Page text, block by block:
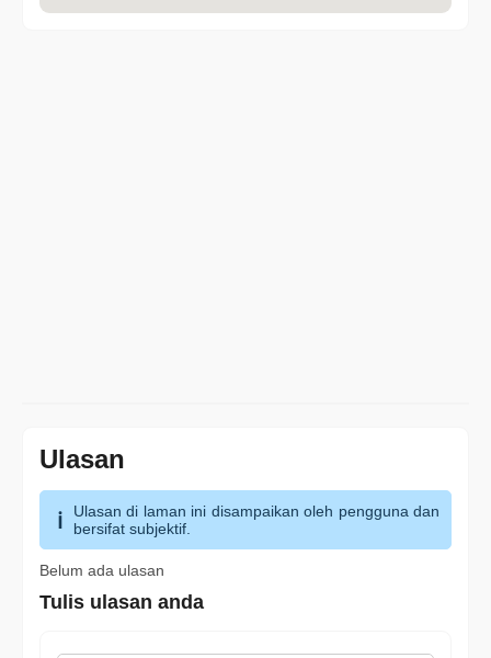
Ulasan
Ulasan di laman ini disampaikan oleh pengguna dan
bersifat subjektif.
Belum ada ulasan
Tulis ulasan anda